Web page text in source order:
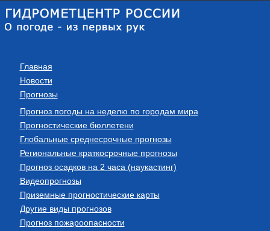
Главная
Новости
Прогнозы
Прогноз погоды на неделю по городам мира
Прогностические бюллетени
Глобальные среднесрочные прогнозы
Региональные краткосрочные прогнозы
Прогноз осадков на 2 часа (наукастинг)
Видеопрогнозы
Приземные прогностические карты
Другие виды прогнозов
Прогноз пожароопасности